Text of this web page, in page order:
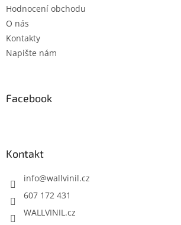
Hodnocení obchodu
O nás
Kontakty
Napište nám
Facebook
Kontakt
info@wallvinil.cz
607 172 431
WALLVINIL.cz